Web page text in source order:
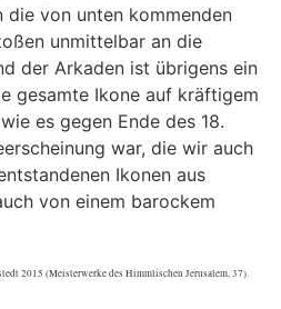
von unten kommenden
unmittelbar an die
der Arkaden ist übrigens ein
gesamte Ikone auf kräftigem
es gegen Ende des 18.
war, die wir auch
Ikonen aus
von einem barockem
2015 (Meisterwerke des Himmlischen Jerusalem, 37).